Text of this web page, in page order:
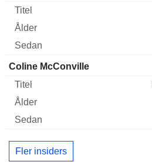
Coline McConville
Fler insiders